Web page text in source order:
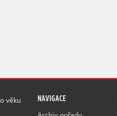
NAVIGACE
věku